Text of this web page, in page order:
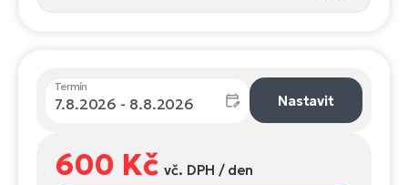
Termín
Nastavit
600 Kčvč. DPH / den